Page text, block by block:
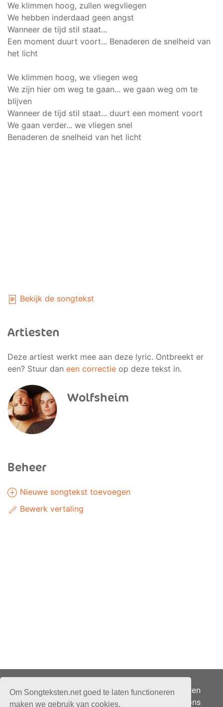
Om Songteksten.net goed te laten functioneren
maken we gebruik van cookies.
We klimmen hoog, zullen wegvliegen
We hebben inderdaad geen angst
Wanneer de tijd stil staat...
Een moment duurt voort... Benaderen de snelheid van
het licht
We klimmen hoog, we vliegen weg
We zijn hier om weg te gaan... we gaan weg om te
blijven
Wanneer de tijd stil staat... duurt een moment voort
We gaan verder... we vliegen snel
Benaderen de snelheid van het licht
Bekijk de songtekst
Artiesten
Deze artiest werkt mee aan deze lyric. Ontbreekt er
een? Stuur dan een correctie op deze tekst in.
Wolfsheim
Beheer
Nieuwe songtekst toevoegen
Bewerk vertaling
Adverteren
Over ons